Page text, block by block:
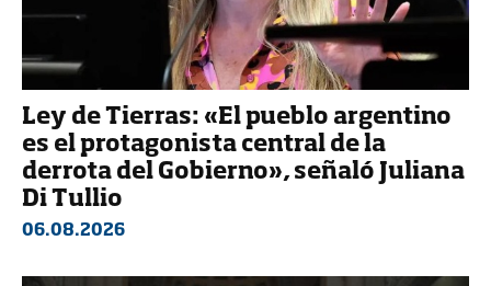
Ley de Tierras: «El pueblo argentino
es el protagonista central de la
derrota del Gobierno», señaló Juliana
Di Tullio
06.08.2026